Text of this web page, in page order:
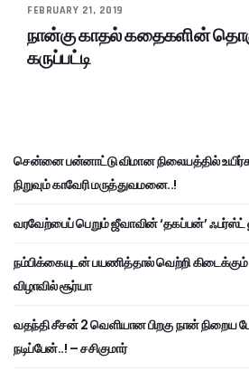
FEBRUARY 21, 2019
நான்கு காதல் கதைகளின்
கருப்பட்டி
சென்னை பன்னாட்டு விமான நிலையத்தில்
நிறுவும் காவேரி மருத்துவமனை..!
வரவேற்பைப் பெறும் ஜீவாவின் ‘தகப்பன்’ ஃபர்ஸ்ட்
நம்பிக்கையுடன் பயணித்தால் வெற்றி
விழாவில் சூர்யா
வதந்தி சீசன் 2 வெளியான பிறகு நான் நிறைய
நடிப்பேன்..! – சசிகுமார்